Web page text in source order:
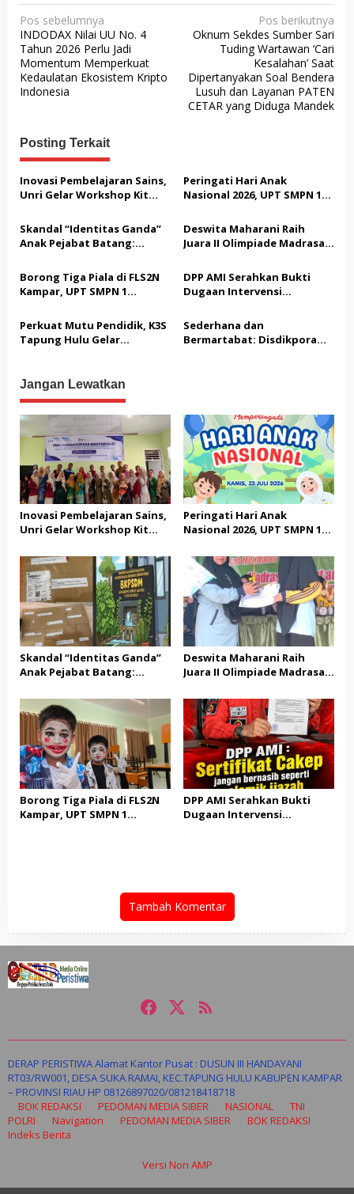
N
a
v
i
s
i
p
o
s
Pos sebelumnya
INDODAX Nilai UU No. 4
Tahun 2026 Perlu Jadi
Momentum Memperkuat
Kedaulatan Ekosistem Kripto
Indonesia
Pos berikutnya
Oknum Sekdes Sumber Sari
Tuding Wartawan ‘Cari
Kesalahan’ Saat
Dipertanyakan Soal Bendera
Lusuh dan Layanan PATEN
CETAR yang Diduga Mandek
Posting Terkait
Inovasi Pembelajaran Sains,
Unri Gelar Workshop Kit
UPT SMPN I Tapung Hulu
Peringati Hari Anak
Nasional 2026, UPT SMPN 1
Komitmen Sekolah Ramah
Anak
Skandal “Identitas Ganda”
Anak Pejabat Batang:
Melawan Gurita Pengaruh
Birokrasi
Deswita Maharani Raih
Juara II Olimpiade Madrasah
Borong Tiga Piala di FLS2N
Kampar, UPT SMPN 1
Tingkat Provinsi
DPP AMI Serahkan Bukti
Dugaan Intervensi
Dinilai Menyesatkan Publik
Perkuat Mutu Pendidik, K3S
Tapung Hulu Gelar
Segugus Sukaramai
Sederhana dan
Bermartabat: Disdikpora
Jangan Lewatkan
Inovasi Pembelajaran Sains,
Unri Gelar Workshop Kit
UPT SMPN I Tapung Hulu
Peringati Hari Anak
Nasional 2026, UPT SMPN 1
Komitmen Sekolah Ramah
Anak
Skandal “Identitas Ganda”
Anak Pejabat Batang:
Melawan Gurita Pengaruh
Birokrasi
Deswita Maharani Raih
Juara II Olimpiade Madrasah
Borong Tiga Piala di FLS2N
Kampar, UPT SMPN 1
DPP AMI Serahkan Bukti
Dugaan Intervensi
Tambah Komentar
DERAP PERISTIWA Alamat Kantor Pusat : DUSUN III HANDAYANI
RT03/RW001, DESA SUKA RAMAI, KEC.TAPUNG HULU KABUPEN KAMPAR
– PROVINSI RIAU HP 08126897020/081218418718
BOK REDAKSI
PEDOMAN MEDIA SIBER NASIONAL
TNI
POLRI
Navigation PEDOMAN MEDIA SIBER
BOK REDAKSI
Indeks Berita
Versi Non AMP